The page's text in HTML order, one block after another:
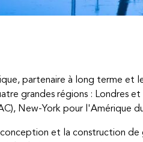
partenaire à long terme
grandes régions : Londres
New-York pour l'Amérique
et la construction